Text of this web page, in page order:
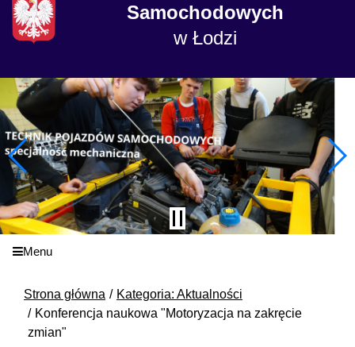
Samochodowych
w Łodzi
Menu
Strona główna
Kategoria: Aktualności
Konferencja naukowa "Motoryzacja na zakręcie
zmian"